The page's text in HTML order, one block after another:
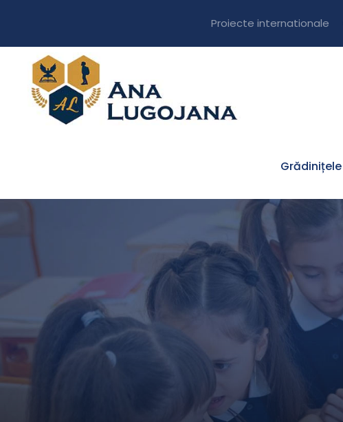
Proiecte internationale
Grădinițele